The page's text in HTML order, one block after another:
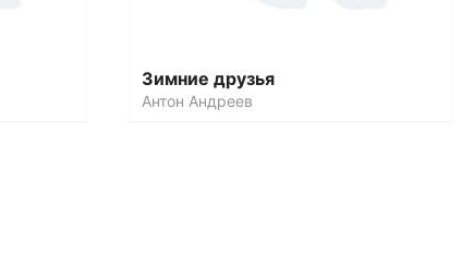
Зимние друзья
Антон Андреев